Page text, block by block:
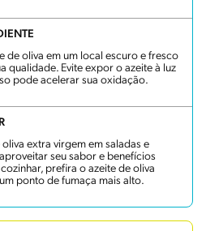
de oliva em um local escuro e fresco
qualidade. Evite expor o azeite à luz
pode acelerar sua oxidação.
extra virgem em saladas e
seu sabor e benefícios
prefira o azeite de oliva
ponto de fumaça mais alto.